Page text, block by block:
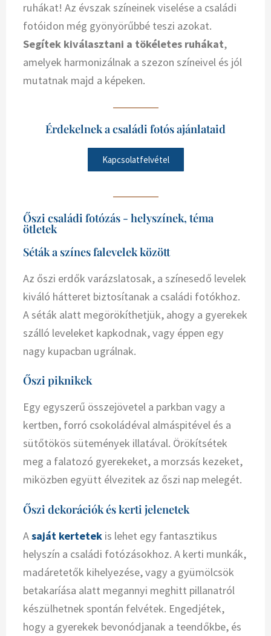
ruhákat! Az évszak színeinek viselése a családi
fotóidon még gyönyörűbbé teszi azokat.
Segítek kiválasztani a tökéletes ruhákat,
amelyek harmonizálnak a szezon színeivel és jól
mutatnak majd a képeken.
Érdekelnek a családi fotós ajánlataid
Kapcsolatfelvétel
Őszi családi fotózás - helyszínek, téma
ötletek
Séták a színes falevelek között
Az őszi erdők varázslatosak, a színesedő levelek
kiváló hátteret biztosítanak a családi fotókhoz.
A séták alatt megörökíthetjük, ahogy a gyerekek
szálló leveleket kapkodnak, vagy éppen egy
nagy kupacban ugrálnak.
Őszi piknikek
Egy egyszerű összejövetel a parkban vagy a
kertben, forró csokoládéval almáspitével és a
sütőtökös sütemények illatával. Örökítsétek
meg a falatozó gyerekeket, a morzsás kezeket,
miközben együtt élvezitek az őszi nap melegét.
Őszi dekorációk és kerti jelenetek
Asaját kertetek is lehet egy fantasztikus
helyszín a családi fotózásokhoz. A kerti munkák,
madáretetők kihelyezése, vagy a gyümölcsök
betakaríása alatt megannyi meghitt pillanatról
készülhetnek spontán felvétek. Engedjétek,
hogy a gyerekek bevonódjanak a teendőkbe, és